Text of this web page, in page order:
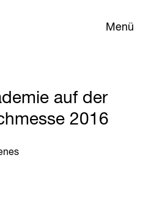
Menü
auf der
2016